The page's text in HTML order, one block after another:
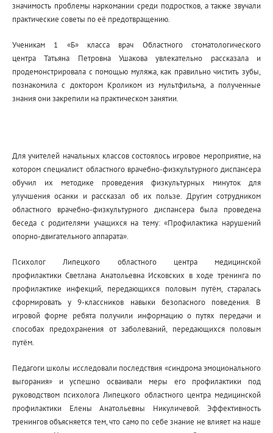
значимость проблемы наркомании среди подростков, а также звучали
практические советы по её предотвращению.
Ученикам 1 «Б» класса врач Областного стоматологического
центра Татьяна Петровна Ушакова увлекательно рассказала и
продемонстрировала с помощью муляжа, как правильно чистить зубы,
познакомила с доктором Кроликом из мультфильма, а полученные
знания они закрепили на практическом занятии.
Для учителей начальных классов состоялось игровое мероприятие, на
котором специалист областного врачебно-физкультурного диспансера
обучил их методике проведения физкультурных минуток для
улучшения осанки и рассказал об их пользе. Другим сотрудником
областного врачебно-физкультурного диспансера была проведена
беседа с родителями учащихся на тему: «Профилактика нарушений
опорно-двигательного аппарата».
Психолог Липецкого областного центра медицинской
профилактики Светлана Анатольевна Исковских в ходе тренинга по
профилактике инфекций, передающихся половым путём, старалась
сформировать у 9-классников навыки безопасного поведения. В
игровой форме ребята получили информацию о путях передачи и
способах предохранения от заболеваний, передающихся половым
путём.
Педагоги школы исследовали последствия «синдрома эмоционального
выгорания» и успешно осваивали меры его профилактики под
руководством психолога Липецкого областного центра медицинской
профилактики Елены Анатольевны Никуличевой. Эффективность
тренингов объясняется тем, что само по себе знание не влияет на наше